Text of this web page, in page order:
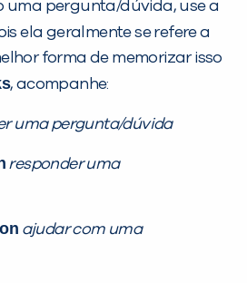
uma pergunta/dúvida, use a
ela geralmente se refere a
forma de memorizar isso
, acompanhe:
uma pergunta/dúvida
responder uma
ajudar com uma